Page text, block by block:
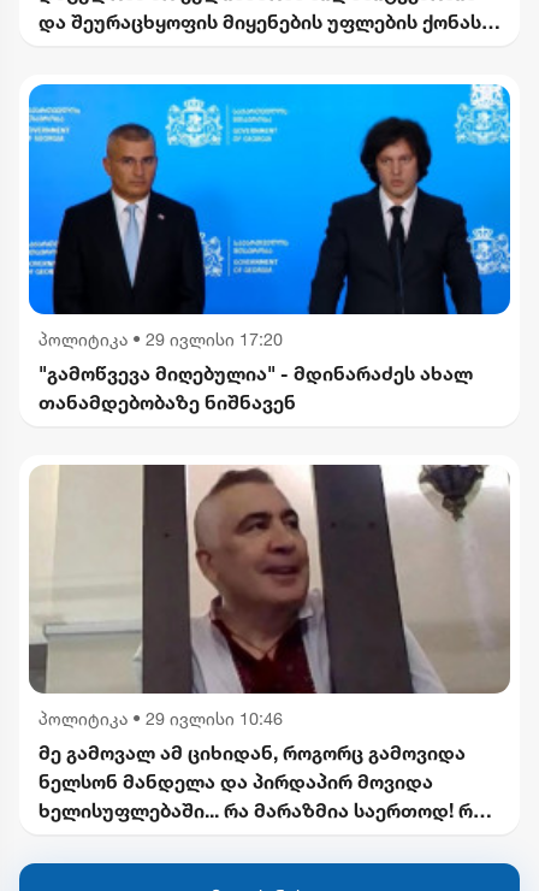
და შეურაცხყოფის მიყენების უფლების ქონას,
კალაძე
პოლიტიკა • 29 ივლისი 17:20
"გამოწვევა მიღებულია" - მდინარაძეს ახალ
თანამდებობაზე ნიშნავენ
პოლიტიკა • 29 ივლისი 10:46
მე გამოვალ ამ ციხიდან, როგორც გამოვიდა
ნელსონ მანდელა და პირდაპირ მოვიდა
ხელისუფლებაში... რა მარაზმია საერთოდ! რა